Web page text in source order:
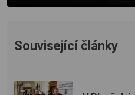
Související články